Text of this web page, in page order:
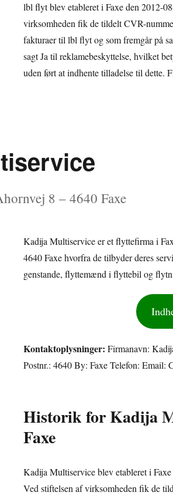
lbl flyt blev etableret i Faxe den 2012-
virksomheden fik de tildelt CVR-
fakturaer til lbl flyt og som fremgår på
sagt Ja til reklamebeskyttelse, hvilket
uden ført at indhente tilladelse til dette.
8 – 4640 Faxe
Kadija Multiservice er et flyttefirma i
4640 Faxe hvorfra de tilbyder deres
genstande, flyttemænd i flyttebil og
Kontaktoplysninger: Firmanavn:
Postnr.: 4640 By: Faxe Telefon: Email:
Historik for Kadija
Faxe
Kadija Multiservice blev etableret i
Ved stiftelsen af virksomheden fik de